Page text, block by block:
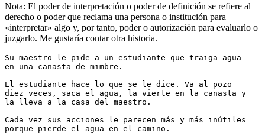
Nota: El poder de interpretación o poder de definición se refiere al
derecho o poder que reclama una persona o institución para
«interpretar» algo y, por tanto, poder o autorización para evaluarlo o
juzgarlo. Me gustaría contar otra historia.
Su maestro le pide a un estudiante que traiga agua
en una canasta de mimbre.
El estudiante hace lo que se le dice. Va al pozo
diez veces, saca el agua, la vierte en la canasta y
la lleva a la casa del maestro.
Cada vez sus acciones le parecen más y más inútiles
porque pierde el agua en el camino.